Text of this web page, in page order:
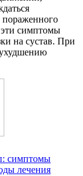
пораженного
эти симптомы
на сустав. При
симптомы
лечения